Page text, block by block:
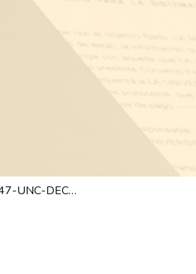
RD-2025-147-UNC-DEC#FA